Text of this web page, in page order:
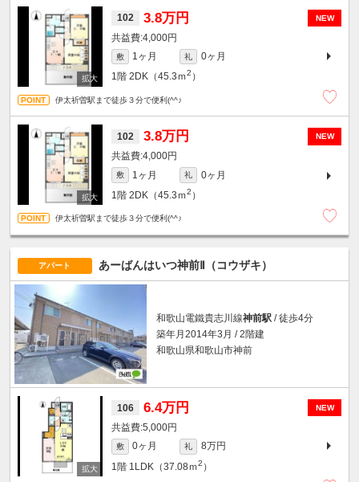
NEW
102 3.8万円
4,000円
敷 1ヶ月 礼
0ヶ月
1階 2DK（45.3ｍ2 ）
伊太祈曽駅まで徒歩３分で便利(^^♪
NEW
102 3.8万円
4,000円
敷 1ヶ月 礼
0ヶ月
1階 2DK（45.3ｍ2 ）
伊太祈曽駅まで徒歩３分で便利(^^♪
アパート あーばんはいつ神前Ⅱ（コウザキ）
和歌山電鐵貴志川線神前駅 / 徒歩4分
築年月2014年3月 / 2階建
和歌山県和歌山市神前
NEW
106 6.4万円
5,000円
敷 0ヶ月 礼
8万円
1階 1LDK（37.08ｍ2 ）